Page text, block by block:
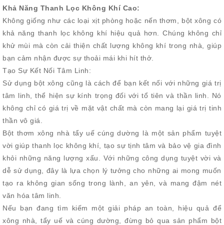
Khả Năng Thanh Lọc Không Khí Cao:
Không giống như các loại xịt phòng hoặc nến thơm, bột xông có
khả năng thanh lọc không khí hiệu quả hơn. Chúng không chỉ
khử mùi mà còn cải thiện chất lượng không khí trong nhà, giúp
bạn cảm nhận được sự thoải mái khi hít thở.
Tạo Sự Kết Nối Tâm Linh:
Sử dụng bột xông cũng là cách để bạn kết nối với những giá trị
tâm linh, thể hiện sự kính trọng đối với tổ tiên và thần linh. Nó
không chỉ có giá trị về mặt vật chất mà còn mang lại giá trị tinh
thần vô giá.
Bột thơm xông nhà tẩy uế cúng dường là một sản phẩm tuyệt
vời giúp thanh lọc không khí, tạo sự tịnh tâm và bảo vệ gia đình
khỏi những năng lượng xấu. Với những công dụng tuyệt vời và
dễ sử dụng, đây là lựa chọn lý tưởng cho những ai mong muốn
tạo ra không gian sống trong lành, an yên, và mang đậm nét
văn hóa tâm linh.
Nếu bạn đang tìm kiếm một giải pháp an toàn, hiệu quả để
xông nhà, tẩy uế và cúng dường, đừng bỏ qua sản phẩm bột